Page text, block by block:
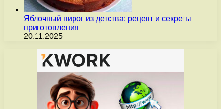
Яблочный пирог из детства: рецепт и секреты
приготовления
20.11.2025